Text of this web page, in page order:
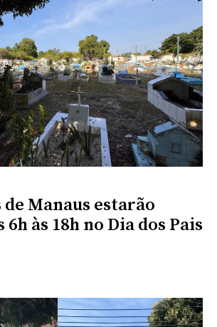
Manaus estarão
6h às 18h no Dia dos Pais